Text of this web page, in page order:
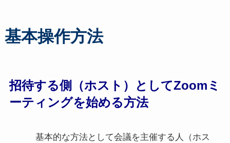
基本操作方法
招待する側（ホスト）としてZoomミ
ーティングを始める方法
基本的な方法として会議を主催する人（ホス